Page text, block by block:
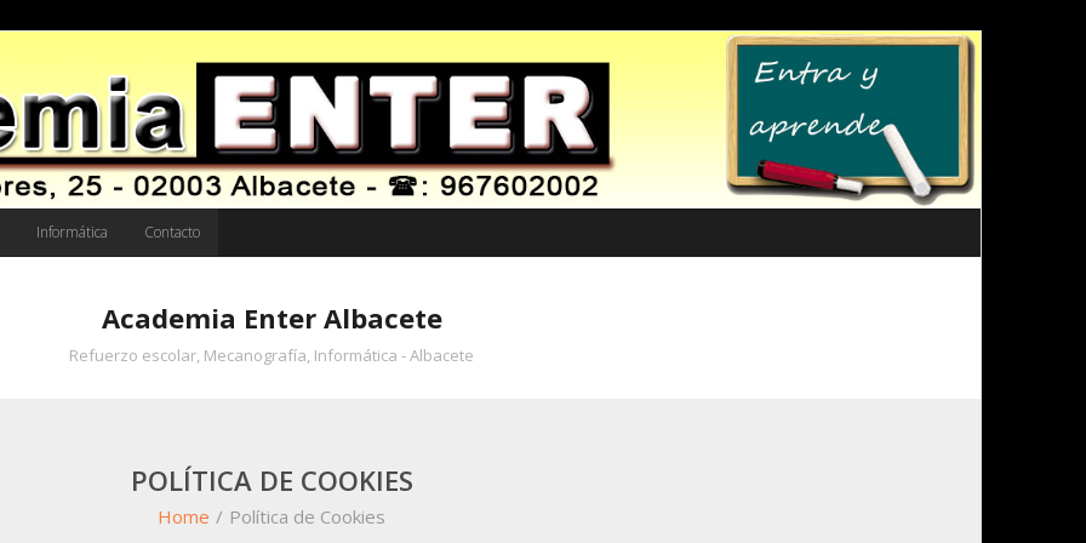
Informática Contacto
Academia Enter Albacete
Refuerzo escolar, Mecanografía, Informática - Albacete
POLÍTICA DE COOKIES
Home / Política de Cookies